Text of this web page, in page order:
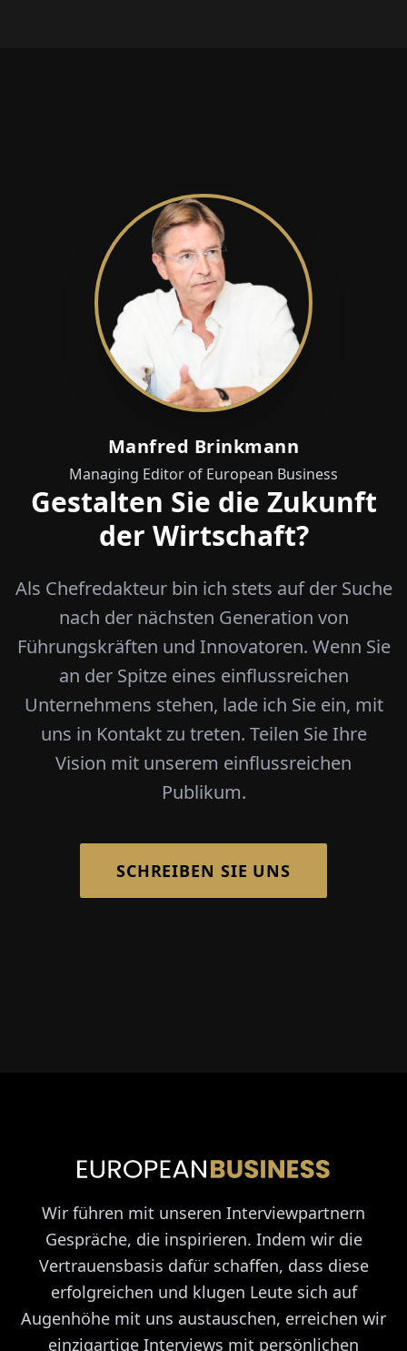
Manfred Brinkmann
Managing Editor of European Business
Gestalten Sie die Zukunft
der Wirtschaft?
Als Chefredakteur bin ich stets auf der Suche
nach der nächsten Generation von
Führungskräften und Innovatoren. Wenn Sie
an der Spitze eines einflussreichen
Unternehmens stehen, lade ich Sie ein, mit
uns in Kontakt zu treten. Teilen Sie Ihre
Vision mit unserem einflussreichen
Publikum.
SCHREIBEN SIE UNS
Wir führen mit unseren Interviewpartnern
Gespräche, die inspirieren. Indem wir die
Vertrauensbasis dafür schaffen, dass diese
erfolgreichen und klugen Leute sich auf
Augenhöhe mit uns austauschen, erreichen wir
einzigartige Interviews mit persönlichen